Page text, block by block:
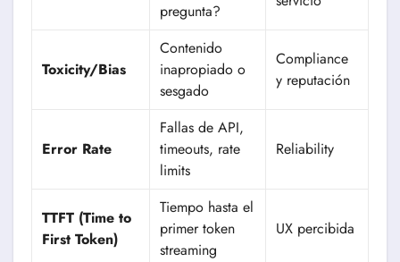
pregunta?
Toxicity/Bias
Contenido
inapropiado o
sesgado
Compliance
y reputación
Error Rate
Fallas de API,
timeouts, rate
limits
Reliability
TTFT (Time to
First Token)
Tiempo hasta el
primer token
streaming
UX percibida